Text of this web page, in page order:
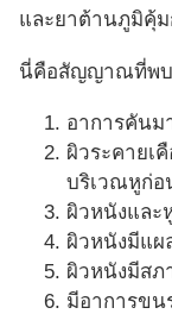
และยาต้านภูมิคุ้
นี่คือสัญญาณที่พบ
อาการคันม
ผิวระคายเ
บริเวณหูก่อ
ผิวหนังและ
ผิวหนังมีแผ
ผิวหนังมีสภ
มีอาการขน